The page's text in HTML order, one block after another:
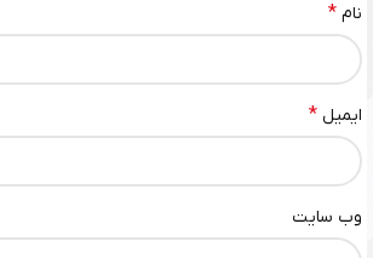
نام *
ایمیل *
وب‌ سایت